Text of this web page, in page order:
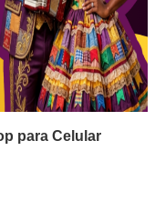
para Celular